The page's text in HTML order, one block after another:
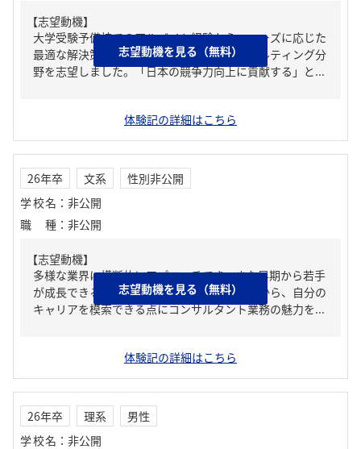
【志望動機】
大学受験予備校でのアルバイト経験から、ニーズに応じた
最適な解決策提供の重要性を痛感し、コンサルティング分
野を志望しました。「日本の競争力向上に貢献する」と...
体験記の詳細はこちら
志望動機を見る（無料）
26年卒 文系
性別非公開
学校名 ： 非公開
職種 ： 非公開
【志望動機】
多様な業界に横断的にアプローチでき、また早期から若手
が成長できる活躍の場が与えられていることから、自分の
キャリアを模索できる点にコンサルタント業務の魅力を...
体験記の詳細はこちら
志望動機を見る（無料）
26年卒 理系
男性
学校名 ： 非公開